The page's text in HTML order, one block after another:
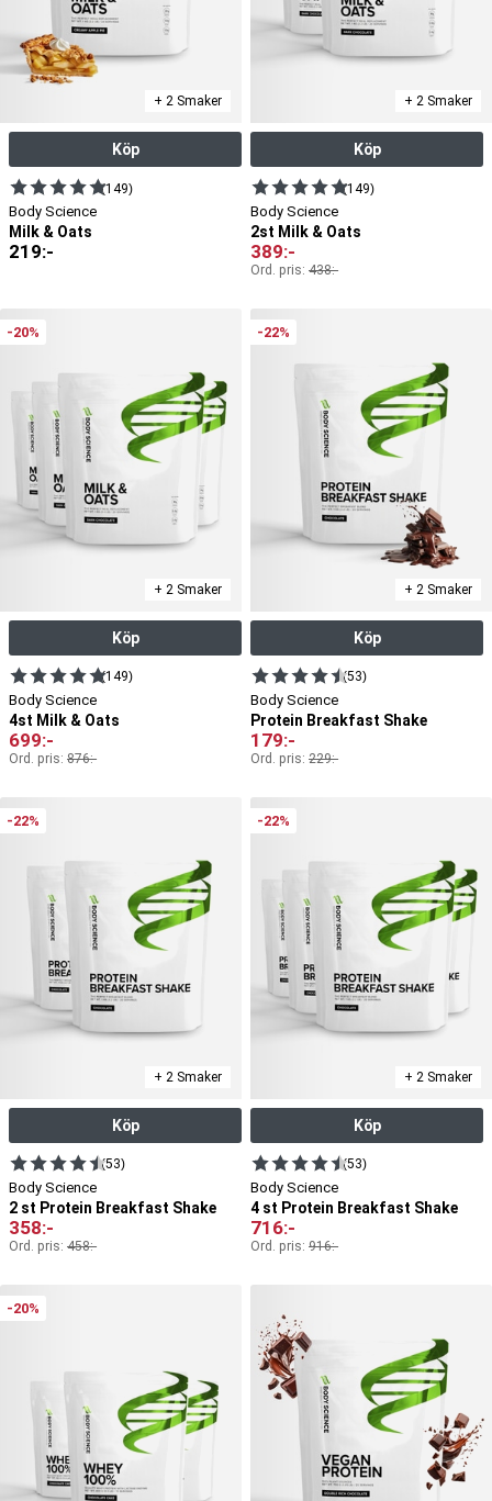
+ 2 Smaker
Köp
(149)
Body Science
Milk & Oats
219:-
+ 2 Smaker
Köp
(149)
Body Science
2st Milk & Oats
389:-
Ord. pris: 438:-
-20%
+ 2 Smaker
Köp
(149)
Body Science
4st Milk & Oats
699:-
Ord. pris: 876:-
-22%
+ 2 Smaker
Köp
(53)
Body Science
Protein Breakfast Shake
179:-
Ord. pris: 229:-
-22%
+ 2 Smaker
Köp
(53)
Body Science
2 st Protein Breakfast Shake
358:-
Ord. pris: 458:-
-22%
+ 2 Smaker
Köp
(53)
Body Science
4 st Protein Breakfast Shake
716:-
Ord. pris: 916:-
-20%